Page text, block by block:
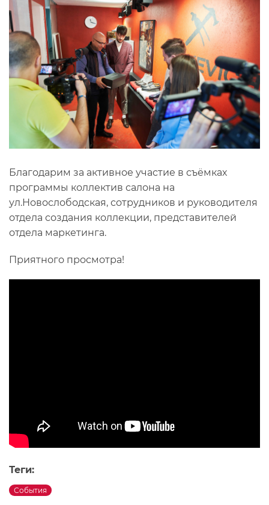
Благодарим за активное участие в съёмках
программы коллектив салона на
ул.Новослободская, сотрудников и руководителя
отдела создания коллекции, представителей
отдела маркетинга.
Приятного просмотра!
Теги:
События